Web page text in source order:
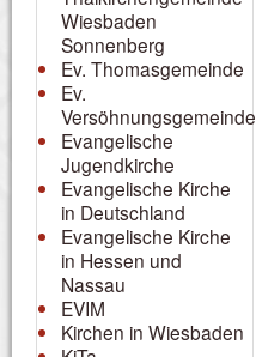
Wiesbaden
Sonnenberg
Ev. Thomasgemeinde
Ev.
Versöhnungsgemeinde
Evangelische
Jugendkirche
Evangelische Kirche
in Deutschland
Evangelische Kirche
in Hessen und
Nassau
EVIM
Kirchen in Wiesbaden